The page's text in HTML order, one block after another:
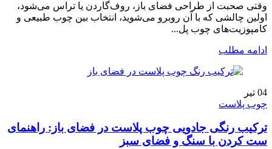
وقتی صحبت از طراحی فضای باز، روف‌گاردن یا تراس می‌شود،
اولین چالشی که با آن روبرو می‌شوید، انتخاب بین چوب طبیعی و
کامپوزیت‌های چوب پل...
ادامه مطلب
04 تیر
چوب پلاست
ترکیب رنگی جادویی چوب پلاست در فضای باز: راهنمای
ست کردن با سنگ و فضای سبز